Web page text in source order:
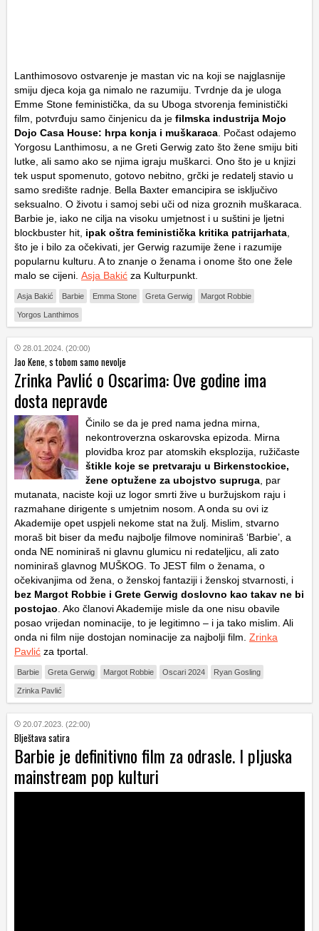
Lanthimosovo ostvarenje je mastan vic na koji se najglasnije
smiju djeca koja ga nimalo ne razumiju. Tvrdnje da je uloga
Emme Stone feministička, da su Uboga stvorenja feministički
film, potvrđuju samo činjenicu da je filmska industrija Mojo
Dojo Casa House: hrpa konja i muškaraca . Počast odajemo
Yorgosu Lanthimosu, a ne Greti Gerwig zato što žene smiju biti
lutke, ali samo ako se njima igraju muškarci. Ono što je u knjizi
tek usput spomenuto, gotovo nebitno, grčki je redatelj stavio u
samo središte radnje. Bella Baxter emancipira se isključivo
seksualno. O životu i samoj sebi uči od niza groznih muškaraca.
Barbie je, iako ne cilja na visoku umjetnost i u suštini je ljetni
blockbuster hit, ipak oštra feministička kritika patrijarhata
što je i bilo za očekivati, jer Gerwig razumije žene i razumije
popularnu kulturu. A to znanje o ženama i onome što one žele
malo se cijeni. Asja Bakić za Kulturpunkt.
Asja Bakić Barbie Emma Stone Greta Gerwig Margot Robbie
Yorgos Lanthimos
28.01.2024. (20:00)
Jao Kene, s tobom samo nevolje
Zrinka Pavlić o Oscarima: Ove godine ima
dosta nepravde
Činilo se da je pred nama jedna mirna,
nekontroverzna oskarovska epizoda. Mirna
plovidba kroz par atomskih eksplozija, ružičaste
štikle koje se pretvaraju u Birkenstockice,
žene optužene za ubojstvo supruga , par
mutanata, naciste koji uz logor smrti žive u buržujskom raju i
razmahane dirigente s umjetnim nosom. A onda su ovi iz
Akademije opet uspjeli nekome stat na žulj. Mislim, stvarno
moraš bit biser da među najbolje filmove nominiraš ‘Barbie’, a
onda NE nominiraš ni glavnu glumicu ni redateljicu, ali zato
nominiraš glavnog MUŠKOG. To JEST film o ženama, o
očekivanjima od žena, o ženskoj fantaziji i ženskoj stvarnosti, i
bez Margot Robbie i Grete Gerwig doslovno kao takav ne bi
postojao . Ako članovi Akademije misle da one nisu obavile
posao vrijedan nominacije, to je legitimno – i ja tako mislim. Ali
onda ni film nije dostojan nominacije za najbolji film. Zrinka
Pavlić za tportal.
Barbie Greta Gerwig Margot Robbie Oscari 2024 Ryan Gosling
Zrinka Pavlić
20.07.2023. (22:00)
Blještava satira
Barbie je definitivno film za odrasle. I pljuska
mainstream pop kulturi